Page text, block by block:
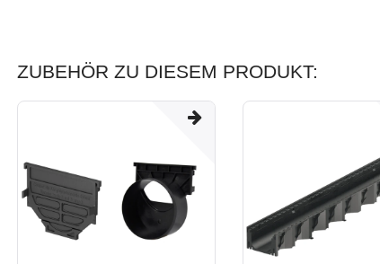
ZUBEHÖR ZU DIESEM PRODUKT: